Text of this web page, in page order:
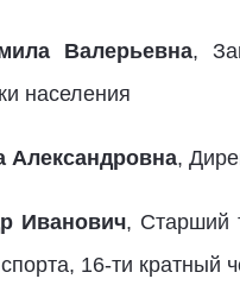
Валерьевна,
населения
Александровна,
Иванович, Старший
16-ти кратный